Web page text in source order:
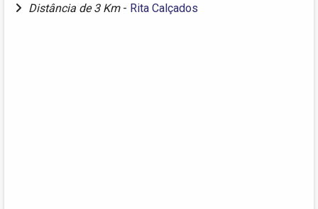
Distância de 3 Km - Rita Calçados